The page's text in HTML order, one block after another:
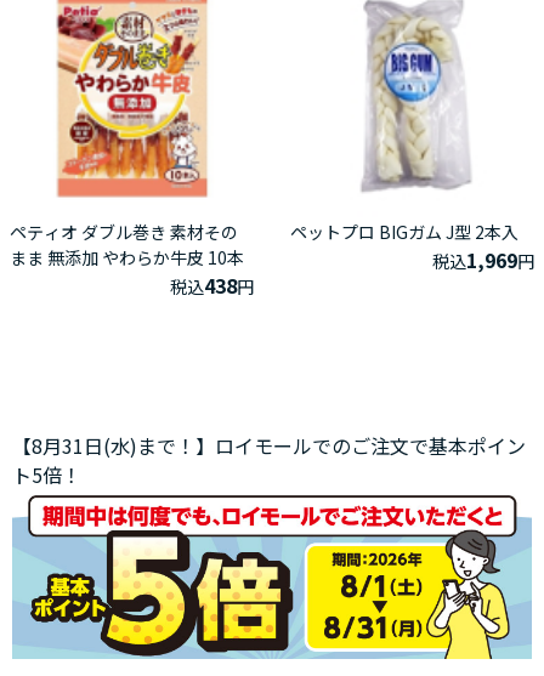
ペティオ ダブル巻き 素材その
まま 無添加 やわらか牛皮 10本
税込438円
ペットプロ BIGガム J型 2本入
税込1,969円
【8月31日(水)まで！】ロイモールでのご注文で基本ポイン
ト5倍！